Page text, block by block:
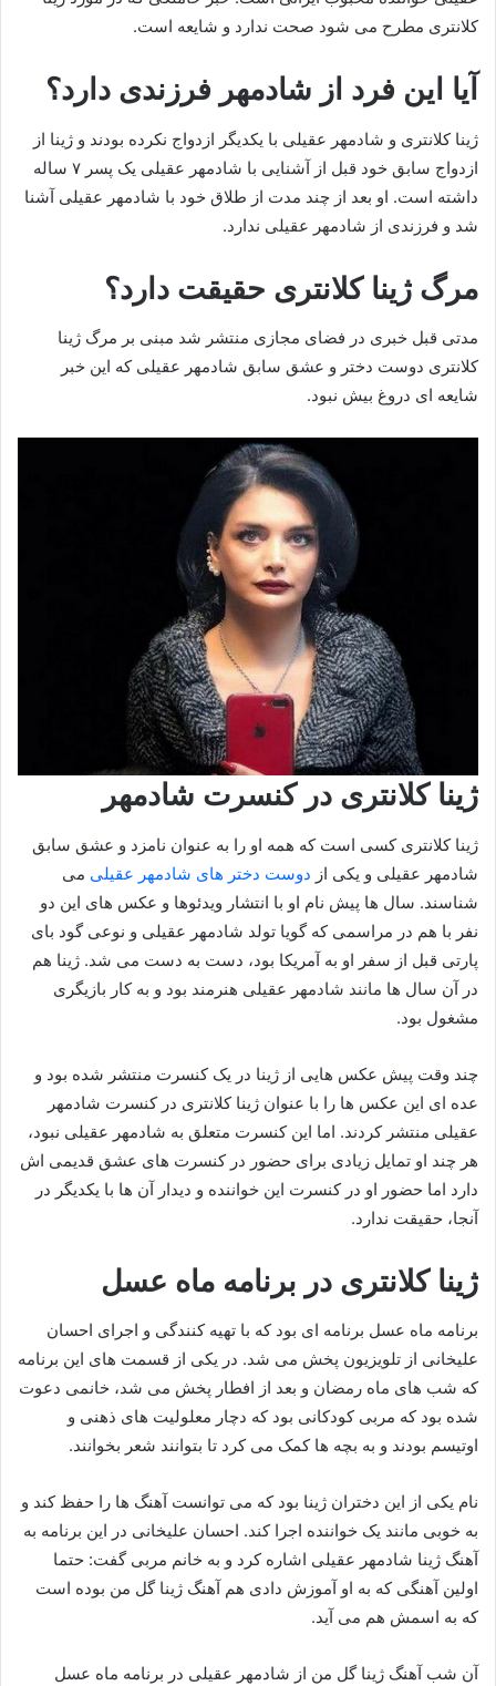
کلانتری مطرح می شود صحت ندارد و شایعه است.
آیا این فرد از شادمهر فرزندی دارد؟
ژینا کلانتری و شادمهر عقیلی با یکدیگر ازدواج نکرده بودند و ژینا از
ازدواج سابق خود قبل از آشنایی با شادمهر عقیلی یک پسر ۷ ساله
داشته است. او بعد از چند مدت از طلاق خود با شادمهر عقیلی آشنا
شد و فرزندی از شادمهر عقیلی ندارد.
مرگ ژینا کلانتری حقیقت دارد؟
مدتی قبل خبری در فضای مجازی منتشر شد مبنی بر مرگ ژینا
کلانتری دوست دختر و عشق سابق شادمهر عقیلی که این خبر
شایعه ای دروغ بیش نبود.
ژینا کلانتری در کنسرت شادمهر
ژینا کلانتری کسی است که همه او را به عنوان نامزد و عشق سابق
شادمهر عقیلی و یکی از دوست دختر های شادمهر عقیلی می
شناسند. سال ها پیش نام او با انتشار ویدئوها و عکس های این دو
نفر با هم در مراسمی که گویا تولد شادمهر عقیلی و نوعی گود بای
پارتی قبل از سفر او به آمریکا بود، دست به دست می شد. ژینا هم
در آن سال ها مانند شادمهر عقیلی هنرمند بود و به کار بازیگری
مشغول بود.
چند وقت پیش عکس هایی از ژینا در یک کنسرت منتشر شده بود و
عده ای این عکس ها را با عنوان ژینا کلانتری در کنسرت شادمهر
عقیلی منتشر کردند. اما این کنسرت متعلق به شادمهر عقیلی نبود،
هر چند او تمایل زیادی برای حضور در کنسرت های عشق قدیمی اش
دارد اما حضور او در کنسرت این خواننده و دیدار آن ها با یکدیگر در
آنجا، حقیقت ندارد.
ژینا کلانتری در برنامه ماه عسل
برنامه ماه عسل برنامه ای بود که با تهیه کنندگی و اجرای احسان
علیخانی از تلویزیون پخش می شد. در یکی از قسمت های این برنامه
که شب های ماه رمضان و بعد از افطار پخش می شد، خانمی دعوت
شده بود که مربی کودکانی بود که دچار معلولیت های ذهنی و
اوتیسم بودند و به بچه ها کمک می کرد تا بتوانند شعر بخوانند.
نام یکی از این دختران ژینا بود که می توانست آهنگ ها را حفظ کند و
به خوبی مانند یک خواننده اجرا کند. احسان علیخانی در این برنامه به
آهنگ ژینا شادمهر عقیلی اشاره کرد و به خانم مربی گفت: حتما
اولین آهنگی که به او آموزش دادی هم آهنگ ژینا گل من بوده است
که به اسمش هم می آید.
آن شب آهنگ ژینا گل من از شادمهر عقیلی در برنامه ماه عسل